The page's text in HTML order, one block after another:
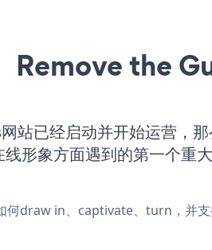
Remove the
站已经启动并开始运营，那
形象方面遇到的第一个重大
何draw in、captivate、turn，并